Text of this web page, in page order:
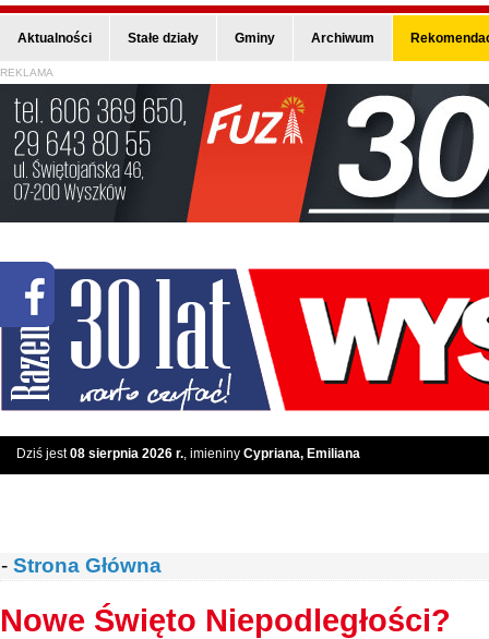
Aktualności Stałe działy Gminy Archiwum
REKLAMA
Dziś jest08 sierpnia 2026 r., imieniny Cypriana, Emiliana
- Strona Główna
Nowe Święto Niepodległości?